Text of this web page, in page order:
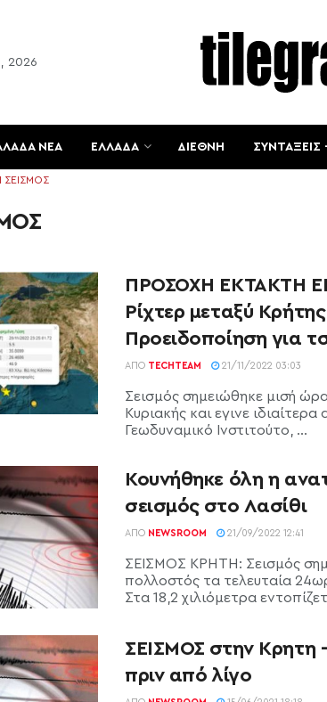
2026
ΝΕΑ ΕΛΛΑΔΑ ΔΙΕΘΝΗ ΣΥΝΤΑΞΕΙΣ
ΣΕΙΣΜΟΣ
ΠΡΟΣΟΧΗ ΕΚΤΑΚΤΗ
Ρίχτερ μεταξύ
Προειδοποίηση για
ΑΠΌ TECHTEAM 21/11/2022 03:03
Σεισμός σημειώθηκε μισή
Κυριακής και εγινε
Γεωδυναμικό Ινστιτούτο, ...
Κουνήθηκε όλη η
σεισμός στο Λασίθι
ΑΠΌ NEWSROOM 21/09/2022 12:41
ΣΕΙΣΜΟΣ ΚΡΗΤΗ: Σεισμός
πολλοστός τα τελευταία
Στα 18,2 χιλιόμετρα
ΣΕΙΣΜΟΣ στην Κρητη
πριν από λίγο